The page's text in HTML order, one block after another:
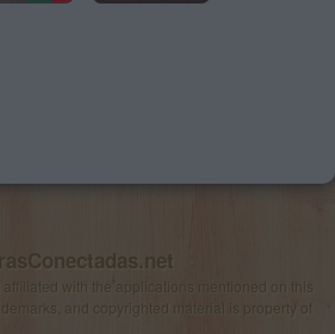
with the applications mentioned on this
and copyrighted material is property of